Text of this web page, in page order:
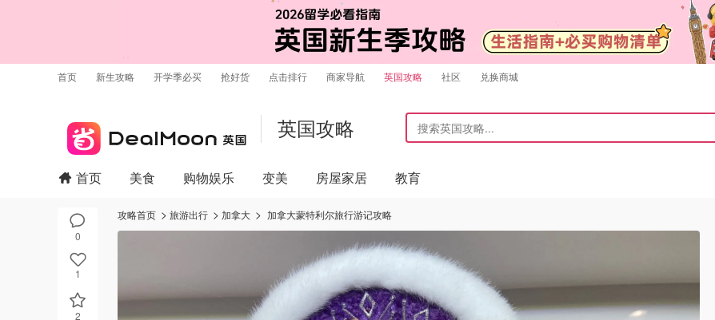
首页 新生攻略 开学季必买 抢好货 点击排行 商家导航 英国攻略 社区 兑换商城
英国攻略
0
1
2
首页 美食 购物娱乐 变美 房屋家居 教育
攻略首页 旅游出行 加拿大 加拿大蒙特利尔旅行游记攻略